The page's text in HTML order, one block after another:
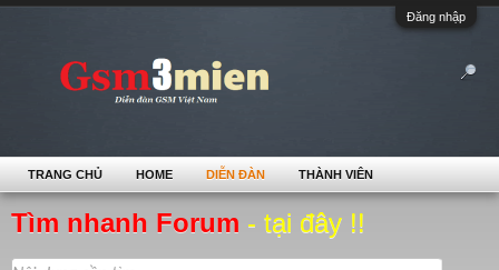
Đăng nhập
Tìm nhanh Forum - tại đây !!
TRANG CHỦ HOME DIỄN ĐÀN THÀNH VIÊN